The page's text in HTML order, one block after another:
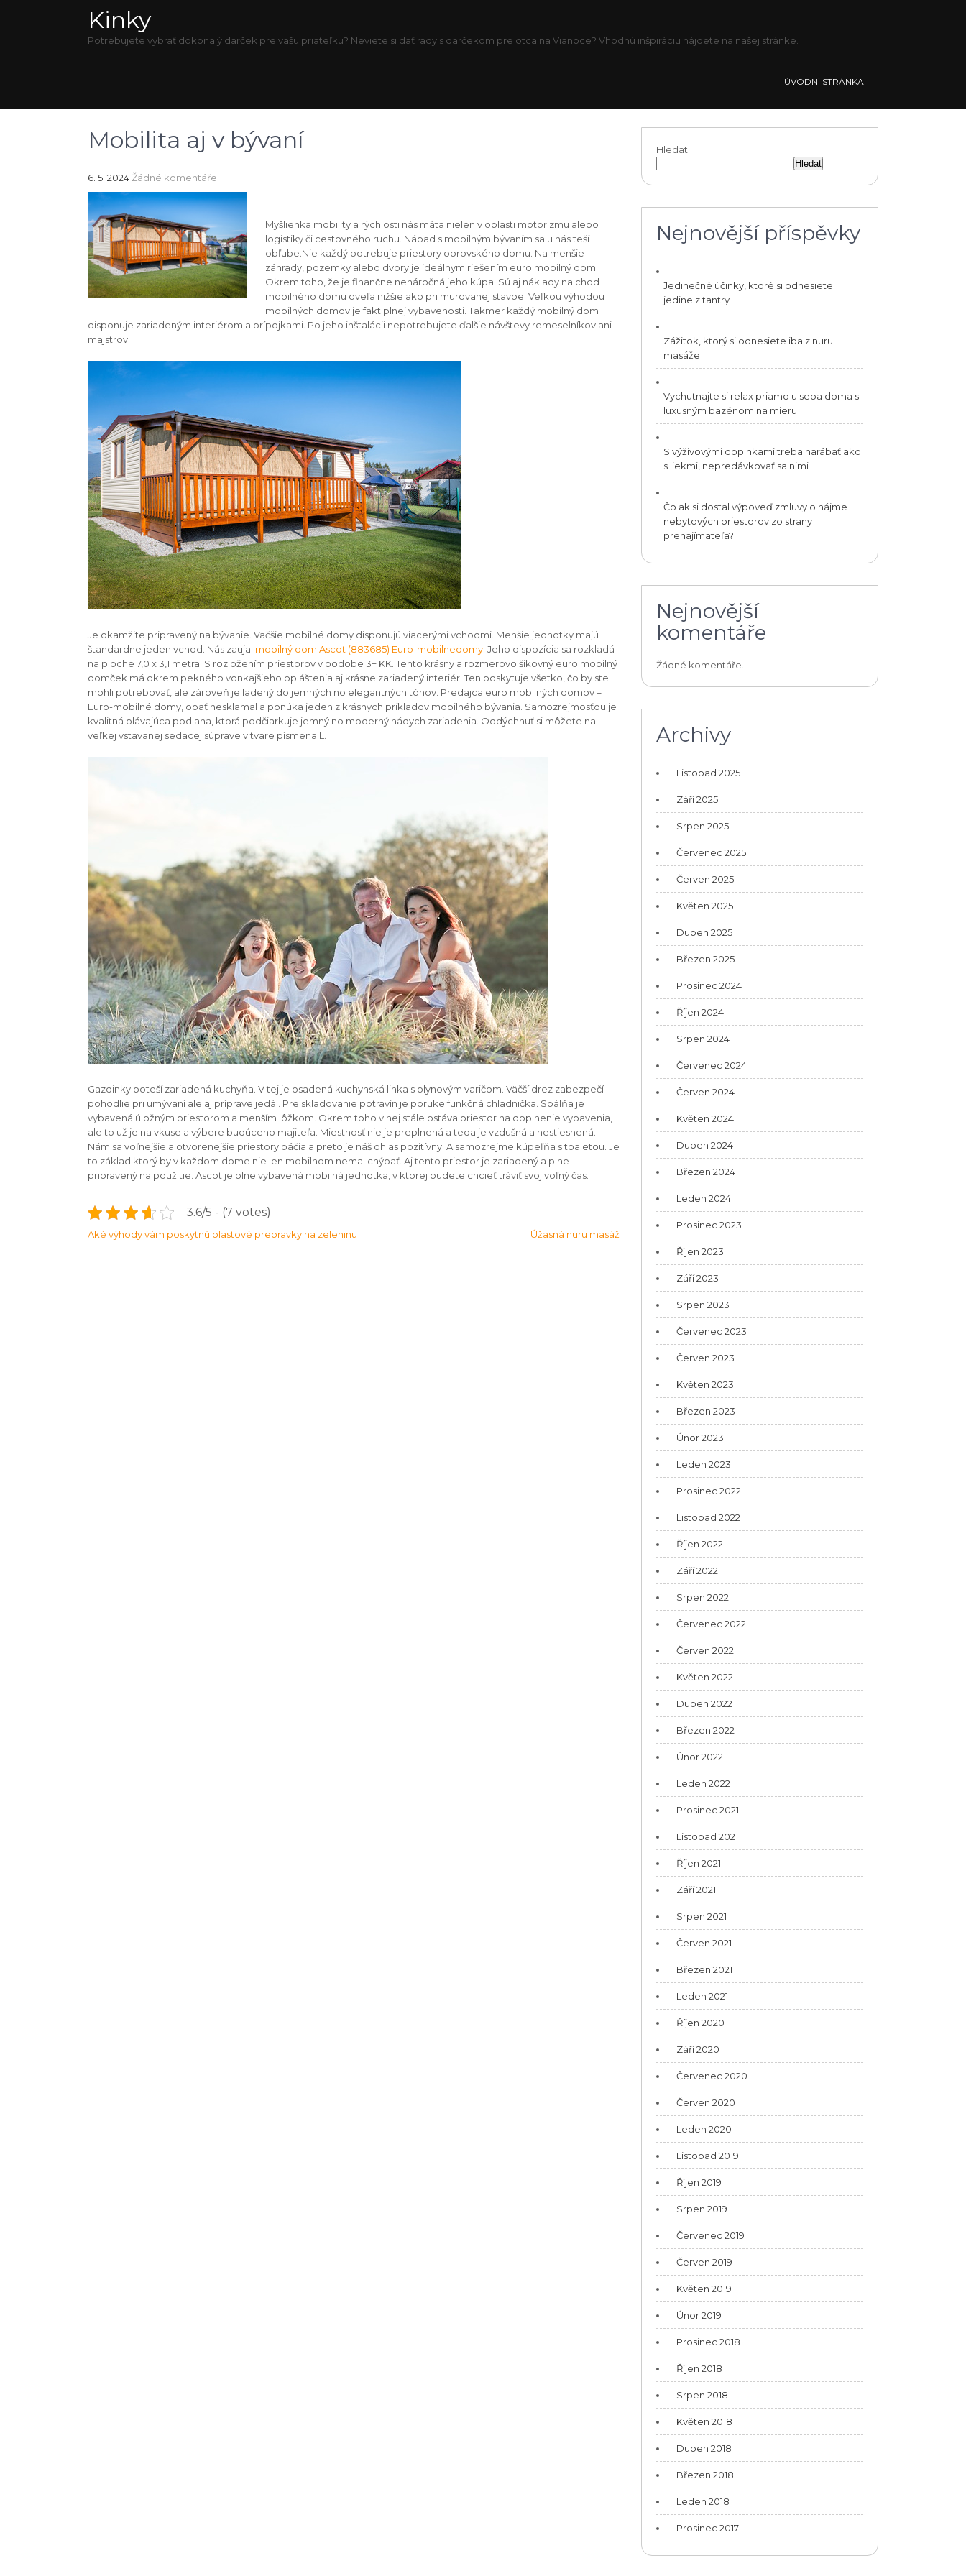
Kinky
Potrebujete vybrať dokonalý darček pre vašu priateľku? Neviete si dať rady s darčekom pre otca na Vianoce? Vhodnú inšpiráciu nájdete na našej stránke.
ÚVODNÍ STRÁNKA
Mobilita aj v bývaní
6. 5. 2024Žádné komentáře
Myšlienka mobility a rýchlosti nás máta nielen v oblasti motorizmu alebo
logistiky či cestovného ruchu. Nápad s mobilným bývaním sa u nás teší
obľube.Nie každý potrebuje priestory obrovského domu. Na menšie
záhrady, pozemky alebo dvory je ideálnym riešením euro mobilný dom.
Okrem toho, že je finančne nenáročná jeho kúpa. Sú aj náklady na chod
mobilného domu oveľa nižšie ako pri murovanej stavbe. Veľkou výhodou
mobilných domov je fakt plnej vybavenosti. Takmer každý mobilný dom
disponuje zariadeným interiérom a prípojkami. Po jeho inštalácii nepotrebujete ďalšie návštevy remeselníkov ani
majstrov.
Je okamžite pripravený na bývanie. Väčšie mobilné domy disponujú viacerými vchodmi. Menšie jednotky majú
štandardne jeden vchod. Nás zaujal mobilný dom Ascot (883685) Euro-mobilnedomy . Jeho dispozícia sa rozkladá
na ploche 7,0 x 3,1 metra. S rozložením priestorov v podobe 3+ KK. Tento krásny a rozmerovo šikovný euro mobilný
domček má okrem pekného vonkajšieho opláštenia aj krásne zariadený interiér. Ten poskytuje všetko, čo by ste
mohli potrebovať, ale zároveň je ladený do jemných no elegantných tónov. Predajca euro mobilných domov –
Euro-mobilné domy, opäť nesklamal a ponúka jeden z krásnych príkladov mobilného bývania. Samozrejmosťou je
kvalitná plávajúca podlaha, ktorá podčiarkuje jemný no moderný nádych zariadenia. Oddýchnuť si môžete na
veľkej vstavanej sedacej súprave v tvare písmena L.
Gazdinky poteší zariadená kuchyňa. V tej je osadená kuchynská linka s plynovým varičom. Väčší drez zabezpečí
pohodlie pri umývaní ale aj príprave jedál. Pre skladovanie potravín je poruke funkčná chladnička. Spálňa je
vybavená úložným priestorom a menším lôžkom. Okrem toho v nej stále ostáva priestor na doplnenie vybavenia,
ale to už je na vkuse a výbere budúceho majiteľa. Miestnosť nie je preplnená a teda je vzdušná a nestiesnená.
Nám sa voľnejšie a otvorenejšie priestory páčia a preto je náš ohlas pozitívny. A samozrejme kúpeľňa s toaletou. Je
to základ ktorý by v každom dome nie len mobilnom nemal chýbať. Aj tento priestor je zariadený a plne
pripravený na použitie. Ascot je plne vybavená mobilná jednotka, v ktorej budete chcieť tráviť svoj voľný čas.
3.6/5 - (7 votes)
Navigace
Aké výhody vám poskytnú plastové prepravky na zeleninu Úžasná nuru masáž
Hledat
Hledat
Nejnovější příspěvky
Jedinečné účinky, ktoré si odnesiete
jedine z tantry
Zážitok, ktorý si odnesiete iba z nuru
masáže
Vychutnajte si relax priamo u seba doma s
luxusným bazénom na mieru
S výživovými doplnkami treba narábať ako
s liekmi, nepredávkovať sa nimi
Čo ak si dostal výpoveď zmluvy o nájme
nebytových priestorov zo strany
prenajímateľa?
Nejnovější
komentáře
Žádné komentáře.
Archivy
Listopad 2025
Září 2025
Srpen 2025
Červenec 2025
Červen 2025
Květen 2025
Duben 2025
Březen 2025
Prosinec 2024
Říjen 2024
Srpen 2024
Červenec 2024
Červen 2024
Květen 2024
Duben 2024
Březen 2024
Leden 2024
Prosinec 2023
Říjen 2023
Září 2023
Srpen 2023
Červenec 2023
Červen 2023
Květen 2023
Březen 2023
Únor 2023
Leden 2023
Prosinec 2022
Listopad 2022
Říjen 2022
Září 2022
Srpen 2022
Červenec 2022
Červen 2022
Květen 2022
Duben 2022
Březen 2022
Únor 2022
Leden 2022
Prosinec 2021
Listopad 2021
Říjen 2021
Září 2021
Srpen 2021
Červen 2021
Březen 2021
Leden 2021
Říjen 2020
Září 2020
Červenec 2020
Červen 2020
Leden 2020
Listopad 2019
Říjen 2019
Srpen 2019
Červenec 2019
Červen 2019
Květen 2019
Únor 2019
Prosinec 2018
Říjen 2018
Srpen 2018
Květen 2018
Duben 2018
Březen 2018
Leden 2018
Prosinec 2017